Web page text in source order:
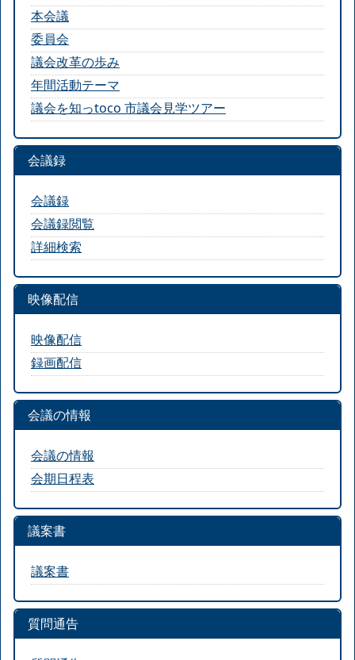
本会議
委員会
議会改革の歩み
年間活動テーマ
議会を知っtoco 市議会見学ツアー
会議録
会議録
会議録閲覧
詳細検索
映像配信
映像配信
録画配信
会議の情報
会議の情報
会期日程表
議案書
議案書
質問通告